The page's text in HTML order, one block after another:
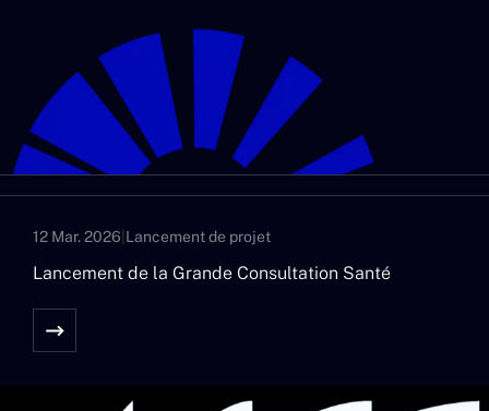
12 Mar. 2026 Lancement de projet
Lancement de la Grande Consultation Santé